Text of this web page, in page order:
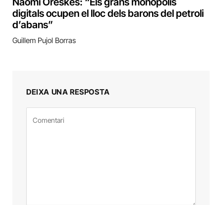
digitals ocupen el lloc dels barons del petroli
d’abans”
Guillem Pujol Borras
DEIXA UNA RESPOSTA